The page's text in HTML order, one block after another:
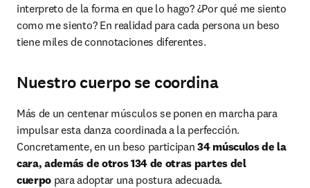
interpreto de la forma en que lo hago? ¿Por qué me siento
como me siento? En realidad para cada persona un beso
tiene miles de connotaciones diferentes.
Nuestro cuerpo se coordina
Más de un centenar músculos se ponen en marcha para
impulsar esta danza coordinada a la perfección.
Concretamente, en un beso participan 34 músculos de la
cara, además de otros 134 de otras partes del
cuerpo para adoptar una postura adecuada.